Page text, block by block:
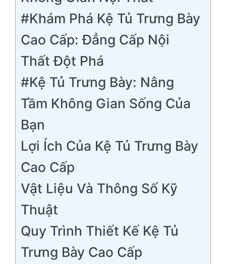
#Khám Phá Kệ Tủ Trưng Bày
Cao Cấp: Đẳng Cấp Nội
Thất Đột Phá
#Kệ Tủ Trưng Bày: Nâng
Tầm Không Gian Sống Của
Bạn
Lợi Ích Của Kệ Tủ Trưng Bày
Cao Cấp
Vật Liệu Và Thông Số Kỹ
Thuật
Quy Trình Thiết Kế Kệ Tủ
Trưng Bày Cao Cấp